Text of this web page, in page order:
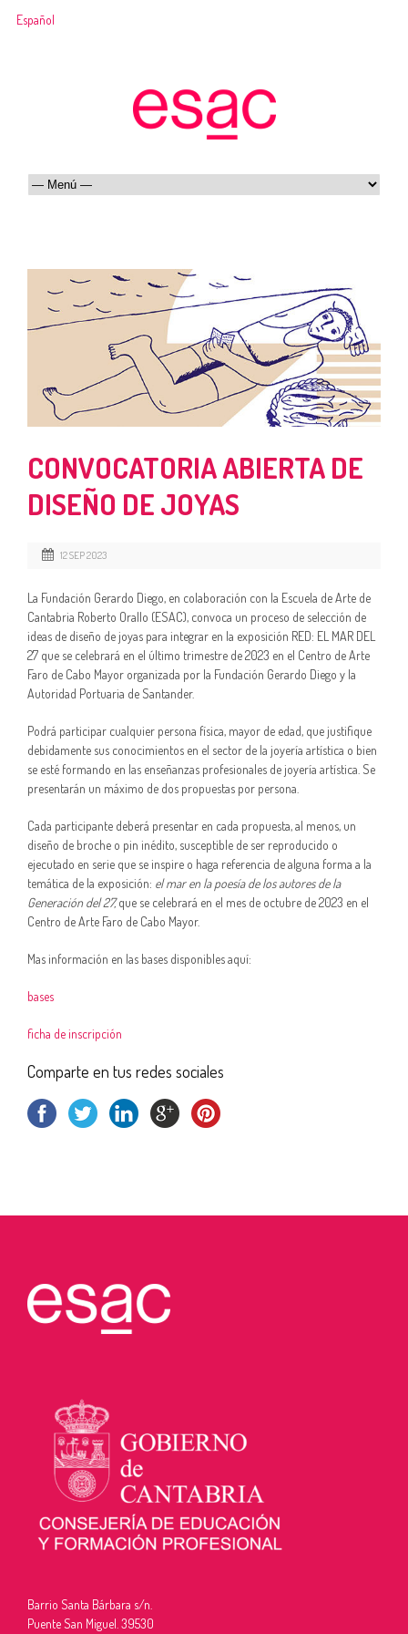
Español
CONVOCATORIA ABIERTA DE
DISEÑO DE JOYAS
12 SEP 2023
La Fundación Gerardo Diego, en colaboración con la Escuela de Arte de
Cantabria Roberto Orallo (ESAC), convoca un proceso de selección de
ideas de diseño de joyas para integrar en la exposición RED: EL MAR DEL
27 que se celebrará en el último trimestre de 2023 en el Centro de Arte
Faro de Cabo Mayor organizada por la Fundación Gerardo Diego y la
Autoridad Portuaria de Santander.
Podrá participar cualquier persona física, mayor de edad, que justifique
debidamente sus conocimientos en el sector de la joyería artística o bien
se esté formando en las enseñanzas profesionales de joyería artística. Se
presentarán un máximo de dos propuestas por persona.
Cada participante deberá presentar en cada propuesta, al menos, un
diseño de broche o pin inédito, susceptible de ser reproducido o
ejecutado en serie que se inspire o haga referencia de alguna forma a la
temática de la exposición: el mar en la poesía de los autores de la
Generación del 27,que se celebrará en el mes de octubre de 2023 en el
Centro de Arte Faro de Cabo Mayor.
Mas información en las bases disponibles aquí:
bases
ficha de inscripción
Comparte en tus redes sociales
Barrio Santa Bárbara s/n.
Puente San Miguel. 39530